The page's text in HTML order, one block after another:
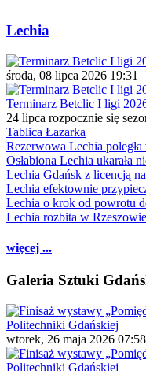
Lechia
środa, 08 lipca 2026 19:31
Terminarz Betclic I ligi
24 lipca rozpocznie się
Tablica Łazarka
Rezerwowa Lechia
Osłabiona Lechia ukarała
Lechia Gdańsk z licencją
Lechia efektownie
Lechia o krok od powrotu
Lechia rozbita w Rzeszowie
więcej ...
Galeria Sztuki
wtorek, 26 maja 2026 07:58